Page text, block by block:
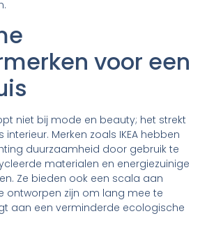
voor een
niet bij mode en beauty; het strekt
Merken zoals IKEA hebben
duurzaamheid door gebruik te
materialen en energiezuinige
Ze bieden ook een scala aan
ontworpen zijn om lang mee te
aan een verminderde ecologische